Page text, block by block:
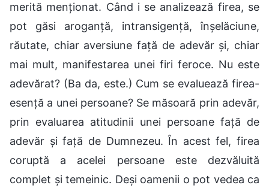
merită menționat. Când i se analizează firea, se
pot găsi aroganță, intransigență, înșelăciune,
răutate, chiar aversiune față de adevăr și, chiar
mai mult, manifestarea unei firi feroce. Nu este
adevărat? (Ba da, este.) Cum se evaluează firea-
esență a unei persoane? Se măsoară prin adevăr,
prin evaluarea atitudinii unei persoane față de
adevăr și față de Dumnezeu. În acest fel, firea
coruptă a acelei persoane este dezvăluită
complet și temeinic. Deși oamenii o pot vedea ca